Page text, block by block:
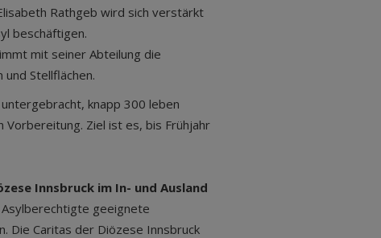
Rathgeb wird sich verstärkt
beschäftigen.
mit seiner Abteilung die
Stellflächen.
knapp 300 leben
Ziel ist es, bis Frühjahr
Innsbruck im In- und Ausland
geeignete
Die Caritas der Diözese Innsbruck